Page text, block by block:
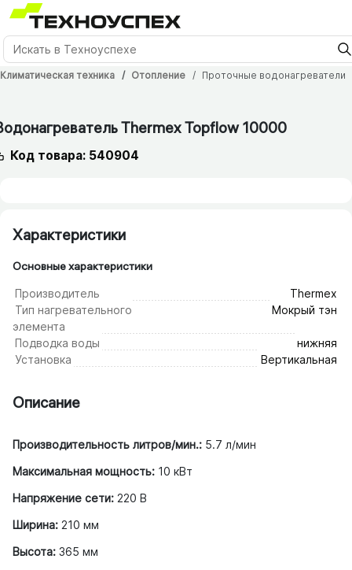
Климатическая техника Отопление Проточные водонагреватели
Thermex Topflow 10000
Код товара: 540904
Характеристики
Основные характеристики
Производитель
Thermex
Тип нагревательного
элемента
Мокрый тэн
Подводка воды
нижняя
Установка
Вертикальная
Описание
Производительность литров/мин.: 5.7 л/мин
Максимальная мощность: 10 кВт
Напряжение сети: 220 В
Ширина: 210 мм
Высота: 365 мм